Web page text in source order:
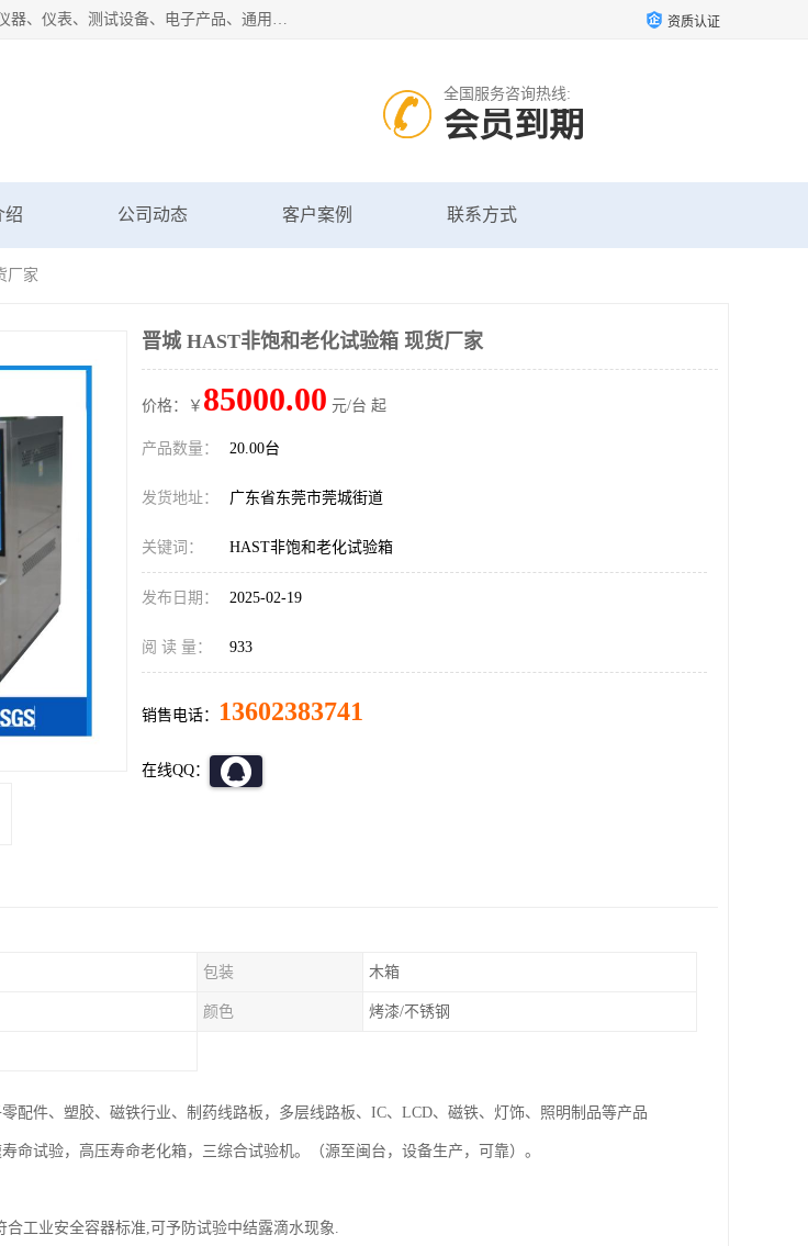
广东艾思荔检测仪器有限公司成立于2006年，注册地位于东莞市。经营范围包括产销：仪器、仪表、测试设备、电子产品、通用机械设；主要产品有： 恒温恒湿试验箱,冷热冲击试验箱,高低温试验箱,速温变化试验箱,高压加速老化试验箱,三综合试验箱,振动试验台等产品，欢迎选购。 资质认证
全国服务咨询热线:
会员到期
绍 公司动态 客户案例 联系方式
厂家
晋城 HAST非饱和老化试验箱 现货厂家
价格：￥ 85000.00 元/台 起
产品数量： 20.00台
发货地址： 广东省东莞市莞城街道
关键词： HAST非饱和老化试验箱
发布日期： 2025-02-19
阅 读 量： 933
销售电话： 13602383741
在线QQ：
包装 木箱
颜色 烤漆/不锈钢
配件、塑胶、磁铁行业、制药线路板，多层线路板、IC、LCD、磁铁、灯饰、照明制品等产品
命试验，高压寿命老化箱，三综合试验机。（源至闽台，设备生产，可靠）。
合工业安全容器标准,可予防试验中结露滴水现象.